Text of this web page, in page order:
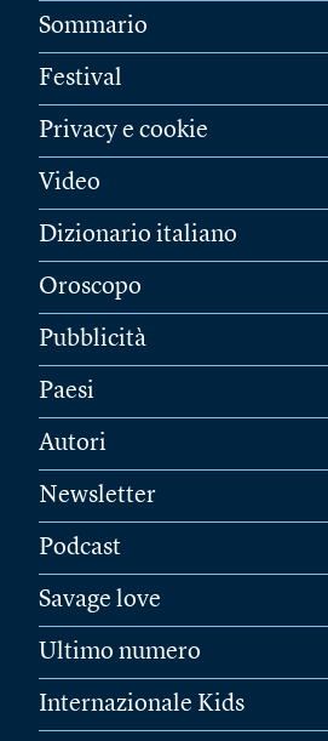
Sommario
Festival
Privacy e cookie
Video
Dizionario italiano
Oroscopo
Pubblicità
Paesi
Autori
Newsletter
Podcast
Savage love
Ultimo numero
Internazionale Kids